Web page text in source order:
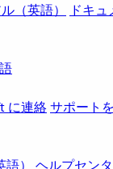
（英語）
ドキュ
に連絡サポート
） ヘルプセンタ